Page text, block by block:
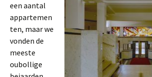
een aantal
appartemen
ten, maar we
vonden de
meeste
oubollige